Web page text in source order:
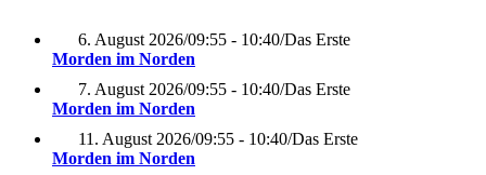
6. August 2026/09:55 - 10:40/Das Erste
Morden im Norden
7. August 2026/09:55 - 10:40/Das Erste
Morden im Norden
11. August 2026/09:55 - 10:40/Das Erste
Morden im Norden